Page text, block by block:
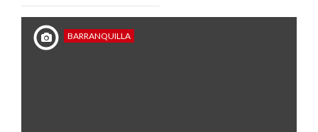
BARRANQUILLA